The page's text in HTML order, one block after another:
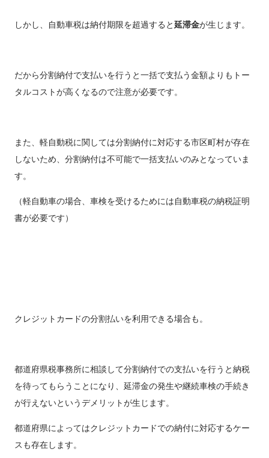
しかし、自動車税は納付期限を超過すると延滞金が生じます。
だから分割納付で支払いを行うと一括で支払う金額よりもトー
タルコストが高くなるので注意が必要です。
また、軽自動税に関しては分割納付に対応する市区町村が存在
しないため、分割納付は不可能で一括支払いのみとなっていま
す。
（軽自動車の場合、車検を受けるためには自動車税の納税証明
書が必要です）
クレジットカードの分割払いを利用できる場合も。
都道府県税事務所に相談して分割納付での支払いを行うと納税
を待ってもらうことになり、延滞金の発生や継続車検の手続き
が行えないというデメリットが生じます。
都道府県によってはクレジットカードでの納付に対応するケー
スも存在します。